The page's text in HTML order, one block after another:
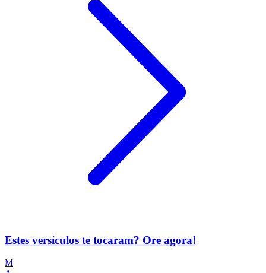
Estes versículos te tocaram? Ore agora!
M